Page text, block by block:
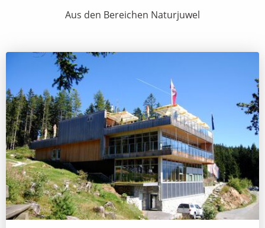
Aus den Bereichen Naturjuwel